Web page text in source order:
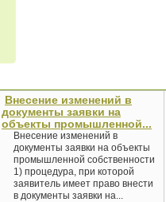
Внесение изменений в
документы заявки на
объекты промышленной...
Внесение изменений в
документы заявки на объекты
промышленной собственности
1) процедура, при которой
заявитель имеет право внести
в документы заявки на...